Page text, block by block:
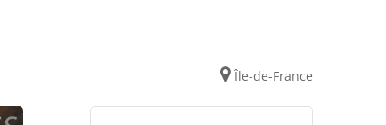
Île-de-France